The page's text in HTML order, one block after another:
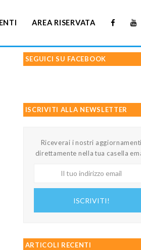
AREA RISERVATA
SEGUICI SU FACEBOOK
ISCRIVITI ALLA NEWSLETTER
Riceverai i nostri aggiornamenti
direttamente nella tua casella
ISCRIVITI!
ARTICOLI RECENTI